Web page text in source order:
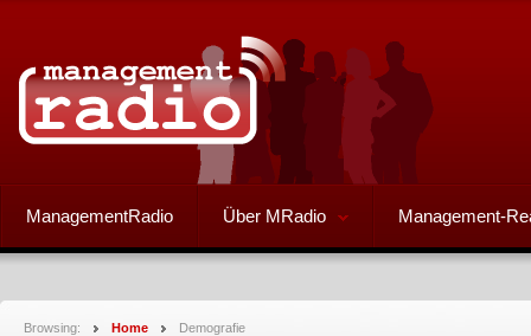
ManagementRadio Über MRadio Management-
Browsing: Home Demografie